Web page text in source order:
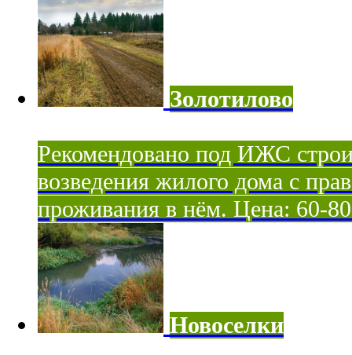
Золотилово
Рекомендовано под ИЖС
возведения жилого дома с
проживания в нём. Цена: 60-80
Новоселки